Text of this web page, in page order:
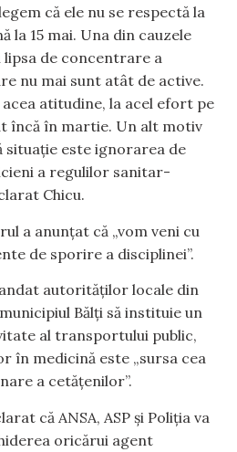
că ele nu se respectă la
la 15 mai. Una din cauzele
lipsa de concentrare a
nu mai sunt atât de active.
atitudine, la acel efort pe
încă în martie. Un alt motiv
situație este ignorarea de
a regulilor sanitar-
Chicu.
a anunțat că „vom veni cu
de sporire a disciplinei”.
autorităților locale din
Bălți să instituie un
al transportului public,
în medicină este „sursa cea
a cetățenilor”.
că ANSA, ASP și Poliția va
oricărui agent